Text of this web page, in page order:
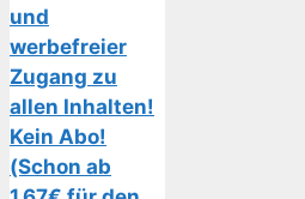
und
werbefreier
Zugang zu
allen Inhalten!
Kein Abo!
(Schon ab